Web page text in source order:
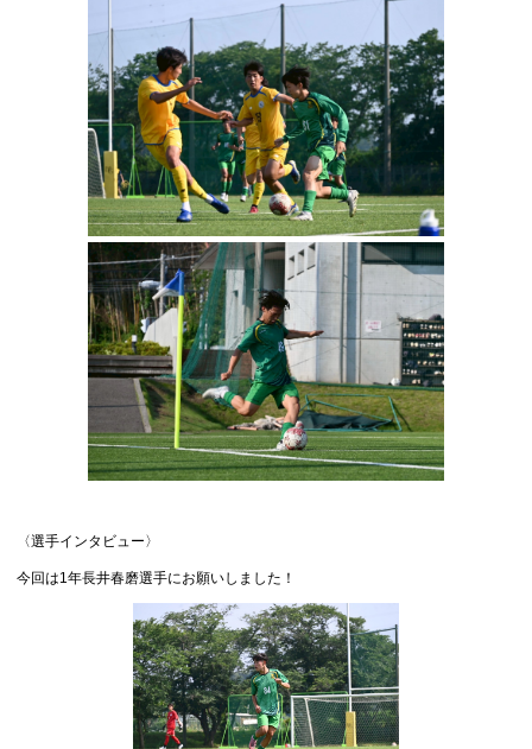
〈選手インタビュー〉
今回は1年長井春磨選手にお願いしました！